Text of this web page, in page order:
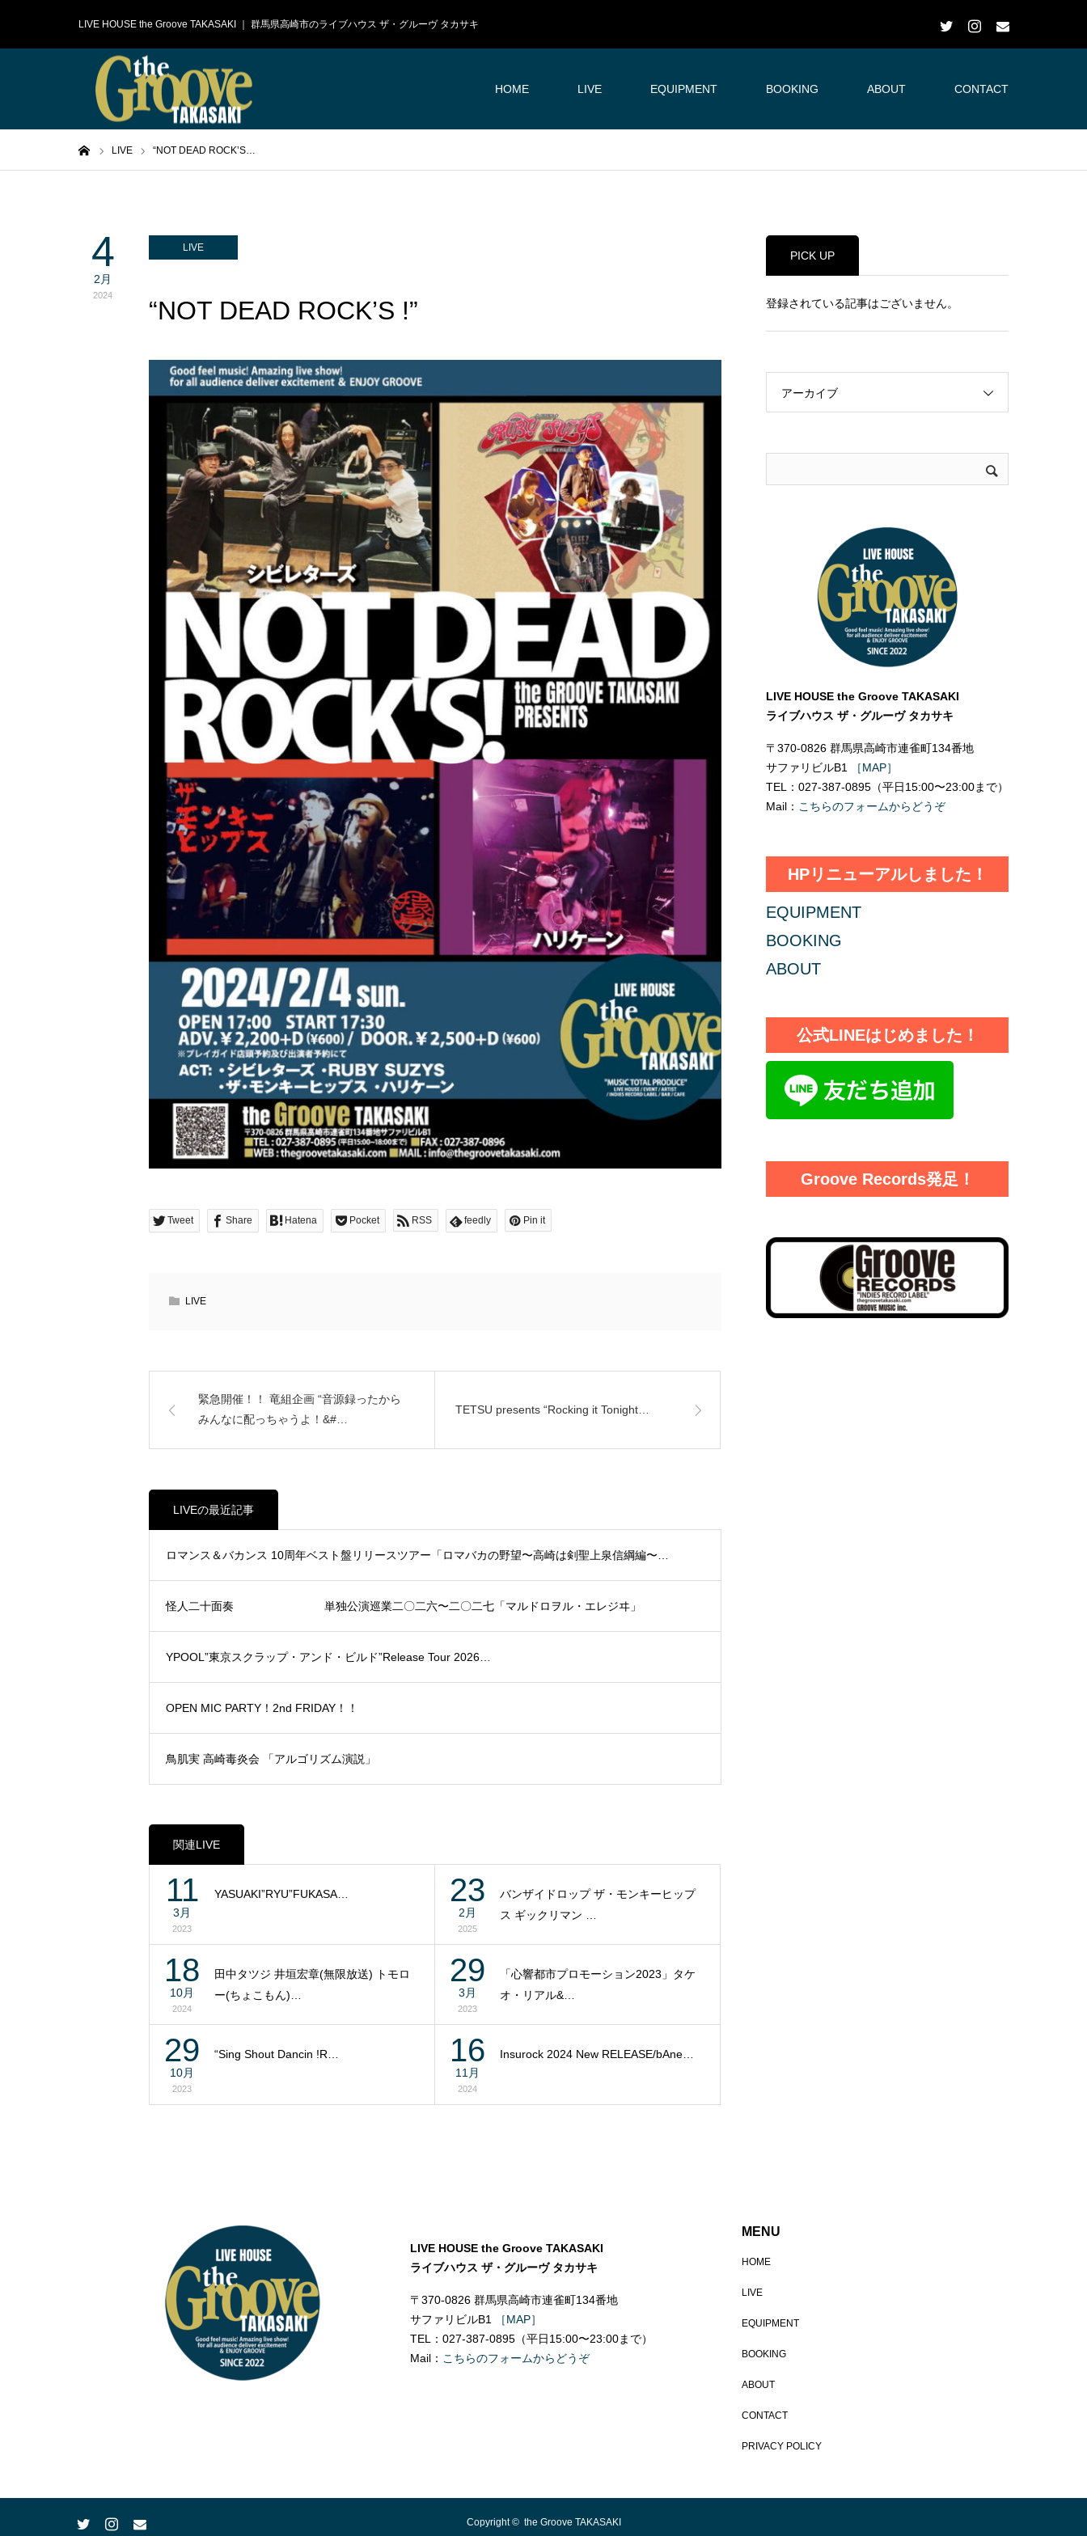
LIVE HOUSE the Groove TAKASAKI ｜ 群馬県高崎市のライブハウス ザ・グルーヴ タカサキ
HOME LIVE EQUIPMENT BOOKING ABOUT CONTACT
LIVE “NOT DEAD ROCK’S…
4
2月
2024
LIVE
“NOT DEAD ROCK’S !”
Tweet Share Hatena Pocket RSS feedly Pin it
LIVE
緊急開催！！ 竜組企画 “音源録ったから
みんなに配っちゃうよ！&#…
TETSU presents “Rocking it Tonight…
LIVEの最近記事
ロマンス＆バカンス 10周年ベスト盤リリースツアー「ロマバカの野望〜高崎は剣聖上泉信綱編〜…
怪人二十面奏 単独公演巡業二〇二六〜二〇二七「マルドロヲル・エレジヰ」
YPOOL”東京スクラップ・アンド・ビルド”Release Tour 2026…
OPEN MIC PARTY！2nd FRIDAY！！
鳥肌実 高崎毒炎会 「アルゴリズム演説」
関連LIVE
11
3月
2023
YASUAKI”RYU”FUKASA… 23
2月
2025
バンザイドロップ ザ・モンキーヒップ
ス ギックリマン …
18
10月
2024
田中タツジ 井垣宏章(無限放送) トモロ
ー(ちょこもん)…
29
3月
2023
「心響都市プロモーション2023」タケ
オ・リアル&…
29
10月
2023
“Sing Shout Dancin !R… 16
11月
2024
Insurock 2024 New RELEASE/bAne…
PICK UP
登録されている記事はございません。
アーカイブ
LIVE HOUSE the Groove TAKASAKI
ライブハウス ザ・グルーヴ タカサキ
〒370-0826 群馬県高崎市連雀町134番地
サファリビルB1
［MAP］
TEL：027-387-0895（平日15:00〜23:00まで）
Mail： こちらのフォームからどうぞ
HPリニューアルしました！
EQUIPMENT
BOOKING
ABOUT
公式LINEはじめました！
Groove Records発足！
LIVE HOUSE the Groove TAKASAKI
ライブハウス ザ・グルーヴ タカサキ
〒370-0826 群馬県高崎市連雀町134番地
サファリビルB1
［MAP］
TEL：027-387-0895（平日15:00〜23:00まで）
Mail： こちらのフォームからどうぞ
MENU
HOME
LIVE
EQUIPMENT
BOOKING
ABOUT
CONTACT
PRIVACY POLICY
Copyright © the Groove TAKASAKI